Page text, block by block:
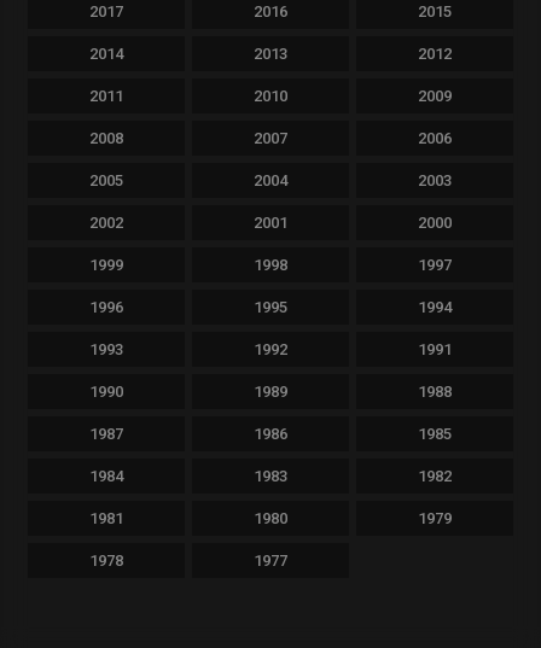
2017 2016 2015
2014 2013 2012
2011 2010 2009
2008 2007 2006
2005 2004 2003
2002 2001 2000
1999 1998 1997
1996 1995 1994
1993 1992 1991
1990 1989 1988
1987 1986 1985
1984 1983 1982
1981 1980 1979
1978 1977